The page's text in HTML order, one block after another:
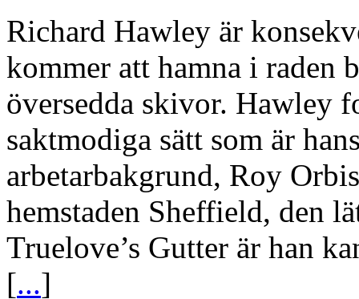
Richard Hawley är
kommer att hamna i raden
översedda skivor. Hawley
saktmodiga sätt som är
arbetarbakgrund, Roy
hemstaden Sheffield, den
Truelove’s Gutter är han
[...]